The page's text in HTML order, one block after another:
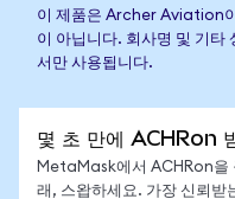
이 제품은 Archer Aviation
이 아닙니다. 회사명 및 기타
서만 사용됩니다.
몇 초 만에 ACHRon
MetaMask에서 ACHRon을
래, 스왑하세요. 가장 신뢰받